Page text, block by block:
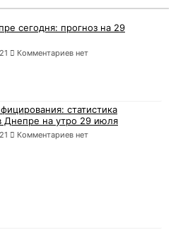
сегодня: прогноз на 29
Комментариев нет
статистика
Днепре на утро 29 июля
Комментариев нет